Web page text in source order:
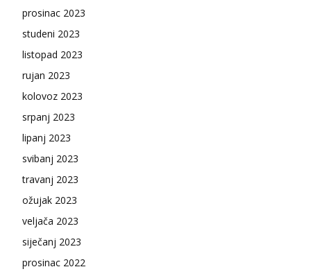
prosinac 2023
studeni 2023
listopad 2023
rujan 2023
kolovoz 2023
srpanj 2023
lipanj 2023
svibanj 2023
travanj 2023
ožujak 2023
veljača 2023
siječanj 2023
prosinac 2022